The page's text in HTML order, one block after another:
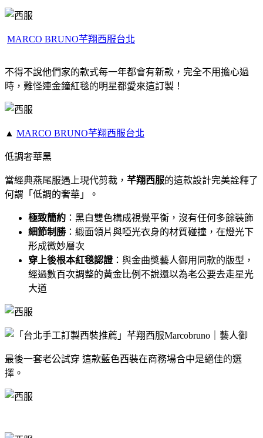
MARCO BRUNO芊翔西服台北
不得不說他們家的款式每一年都會有新款，完全不用擔心過
時，難怪連金鐘紅毯的明星都愛來這訂製！
▲ MARCO BRUNO芊翔西服台北
低調奢華黑
當經典燕尾服遇上現代剪裁， 芊翔西服的這款設計完美詮釋了
何謂「低調的奢華」。
極致簡約 ：黑白雙色構成視覺平衡，沒有任何多餘裝飾
細節制勝：緞面領片與啞光衣身的材質碰撞，在燈光下
形成微妙層次
穿上後根本紅毯認證：與金曲獎藝人御用同款的版型，
經過數百次調整的黃金比例不說還以為老公要去走星光
大道
最後一套老公試穿 這款藍色西裝在商務場合中是絕佳的選
擇。